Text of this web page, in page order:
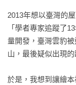
黑了，他們能碰到
而雲豹生活的屋頂是
嗎？（如果在這座
2013年想以臺灣的
「學者專家追蹤了
量開發，臺灣雲豹
山，最後疑似出現
於是，我想到讓繪